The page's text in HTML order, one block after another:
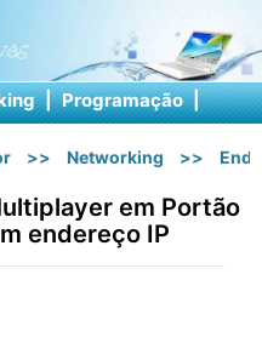
| Programação |
>> Networking >>
em Portão
endereço IP